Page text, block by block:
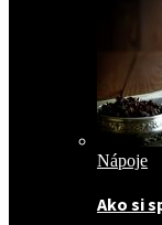
Nápoje
Ako si